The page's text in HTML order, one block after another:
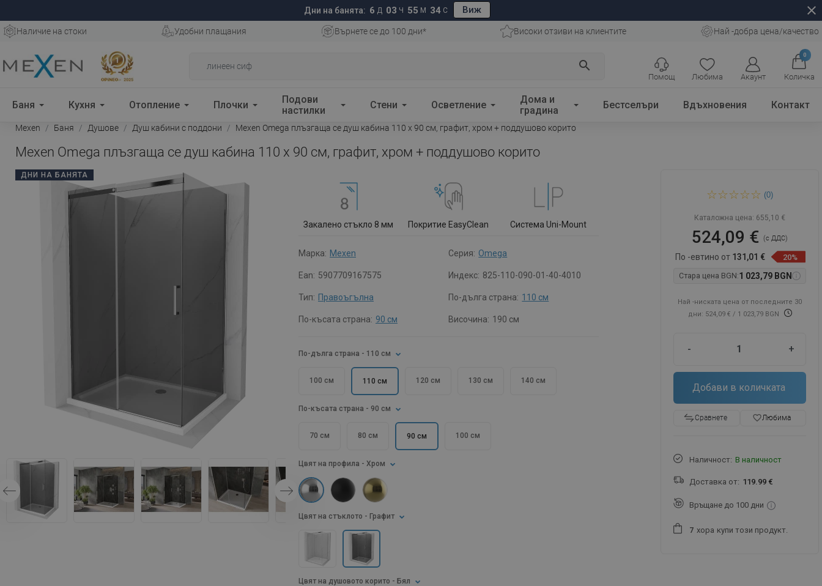
Дни на банята: 6 Д 03 Ч 55 М 33 С Виж close
Наличие на стоки Удобни плащания Върнете се до 100 дни* Високи отзиви на клиентите Най -добра цена/качество
search
Любима Акаунт
0
Количка
Помощ
Баня Кухня Отопление Плочки
Подови
настилки
Стени Осветление
Дома и
градина
Бестселъри Вдъхновения Контакт
Mexen Баня Душове Душ кабини с поддони Mexen Omega плъзгаща се душ кабина 110 x 90 см, графит, хром + поддушово корито
Mexen Omega плъзгаща се душ кабина 110 x 90 см, графит, хром + поддушово корито
ДНИ НА БАНЯТА
Закалено стъкло 8 мм Покритие EasyClean Система Uni-Mount
Марка: Mexen Серия: Omega
Ean: 5907709167575 Индекс: 825-110-090-01-40-4010
Тип: Правоъгълна По-дълга страна: 110 см
По-късата страна: 90 см Височина: 190 см
По-дълга страна - 110 см
100 см 110 см 120 см 130 см 140 см
По-късата страна - 90 см
70 см 80 см 90 см 100 см
Цвят на стъклото - Графит
Цвят на профила - Хром
Цвят на душовото корито - Бял
душ кабина 110 x 90 см,
(0)
Каталожна цена: 655,10 €
524,09 €(с ДДС)
По -евтино от 131,01 €
20%
Стара цена BGN:1 023,79 BGN
Най -ниската цена от последните 30
дни: 524,09 € / 1 023,79 BGN
- +
Добави в количката
Сравнете favorite_borderЛюбима
Наличност: В наличност
Доставка от: 119.99 €
Връщане до 100 дни
7 хора купи този продукт.